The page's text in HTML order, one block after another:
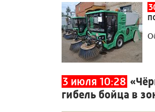
3 июля 10:28
гибель бойца в